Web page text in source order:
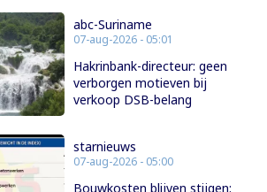
abc-Suriname
07-aug-2026 - 05:01
Hakrinbank-directeur: geen
verborgen motieven bij
verkoop DSB-belang
starnieuws
07-aug-2026 - 05:00
Bouwkosten blijven stijgen: